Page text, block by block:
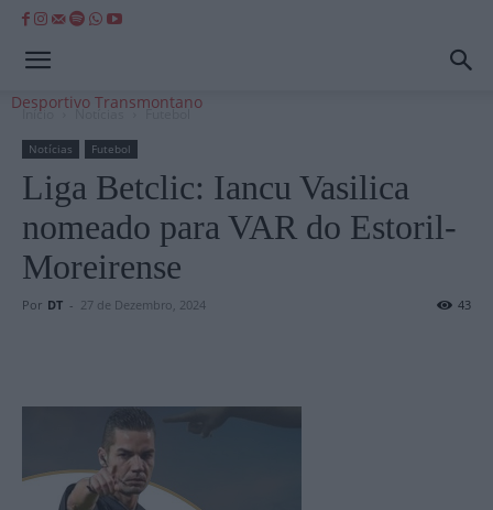
Desportivo Transmontano
Início Notícias Futebol
Notícias Futebol
Liga Betclic: Iancu Vasilica
nomeado para VAR do Estoril-
Moreirense
Por DT - 27 de Dezembro, 2024 43